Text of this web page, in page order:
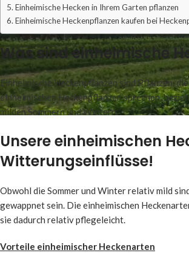
Einheimische Hecken in Ihrem Garten pflanzen
Einheimische Heckenpflanzen kaufen bei
Was sind einheimische
Einheimische Heckenpflanzen sind Pflanzen,
einheimischen Heckenpflanzen sprechen,
milden Sommern und Wintern.
Unsere einheimischen
Witterungseinflüsse!
Obwohl die Sommer und Winter relativ mild
gewappnet sein. Die einheimischen
sie dadurch relativ pflegeleicht.
Vorteile einheimischer Heckenarten